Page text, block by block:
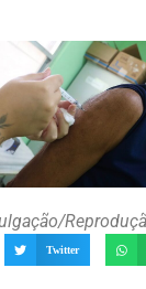
Twitter